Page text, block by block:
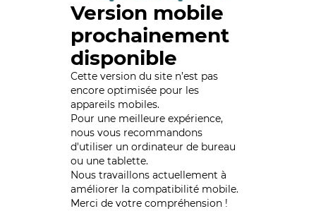
Version mobile
prochainement
disponible
Cette version du site n’est pas
encore optimisée pour les
appareils mobiles.
Pour une meilleure expérience,
nous vous recommandons
d'utiliser un ordinateur de bureau
ou une tablette.
Nous travaillons actuellement à
améliorer la compatibilité mobile.
Merci de votre compréhension !